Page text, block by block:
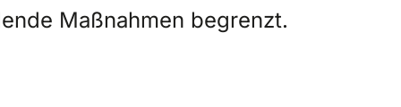
Maßnahmen begrenzt.